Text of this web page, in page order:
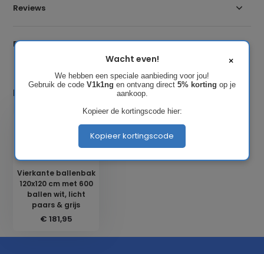
Reviews
Delen
Laatst bekeken
Vierkante ballenbak
120x120 cm met 600
ballen wit, licht
paars & grijs
€ 181,95
×
Wacht even!
We hebben een speciale aanbieding voor jou!
Gebruik de code V1k1ng en ontvang direct 5% korting op je
aankoop.
Kopieer de kortingscode hier:
Kopieer kortingscode